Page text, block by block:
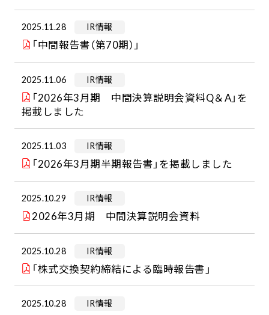
2025.11.28 IR情報
「中間報告書（第70期）」
2025.11.06 IR情報
「2026年3月期 中間決算説明会資料Q＆A」を
掲載しました
2025.11.03 IR情報
「2026年3月期半期報告書」を掲載しました
2025.10.29 IR情報
2026年3月期 中間決算説明会資料
2025.10.28 IR情報
「株式交換契約締結による臨時報告書」
2025.10.28 IR情報